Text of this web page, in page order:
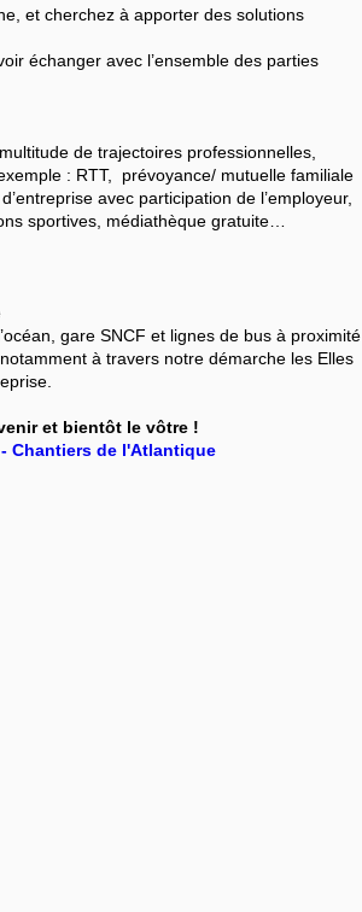
et cherchez à apporter des solutions
échanger avec l’ensemble des parties
de trajectoires professionnelles,
: RTT, prévoyance/ mutuelle familiale
avec participation de l’employeur,
sportives, médiathèque gratuite…
gare SNCF et lignes de bus à proximité
à travers notre démarche les Elles
et bientôt le vôtre !
Chantiers de l'Atlantique